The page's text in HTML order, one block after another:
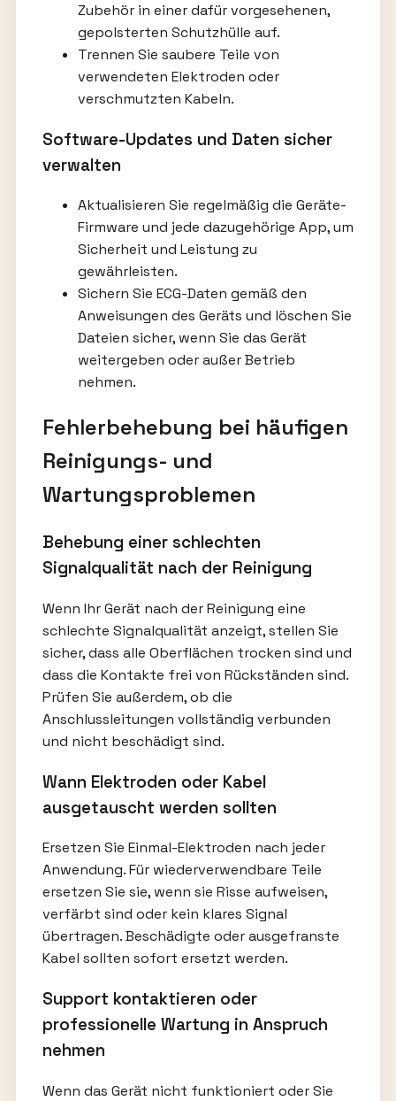
Zubehör in einer dafür vorgesehenen,
gepolsterten Schutzhülle auf.
Trennen Sie saubere Teile von
verwendeten Elektroden oder
verschmutzten Kabeln.
Software-Updates und Daten sicher
verwalten
Aktualisieren Sie regelmäßig die Geräte-
Firmware und jede dazugehörige App, um
Sicherheit und Leistung zu
gewährleisten.
Sichern Sie ECG-Daten gemäß den
Anweisungen des Geräts und löschen Sie
Dateien sicher, wenn Sie das Gerät
weitergeben oder außer Betrieb
nehmen.
Fehlerbehebung bei häufigen
Reinigungs- und
Wartungsproblemen
Behebung einer schlechten
Signalqualität nach der Reinigung
Wenn Ihr Gerät nach der Reinigung eine
schlechte Signalqualität anzeigt, stellen Sie
sicher, dass alle Oberflächen trocken sind und
dass die Kontakte frei von Rückständen sind.
Prüfen Sie außerdem, ob die
Anschlussleitungen vollständig verbunden
und nicht beschädigt sind.
Wann Elektroden oder Kabel
ausgetauscht werden sollten
Ersetzen Sie Einmal-Elektroden nach jeder
Anwendung. Für wiederverwendbare Teile
ersetzen Sie sie, wenn sie Risse aufweisen,
verfärbt sind oder kein klares Signal
übertragen. Beschädigte oder ausgefranste
Kabel sollten sofort ersetzt werden.
Support kontaktieren oder
professionelle Wartung in Anspruch
nehmen
Wenn das Gerät nicht funktioniert oder Sie